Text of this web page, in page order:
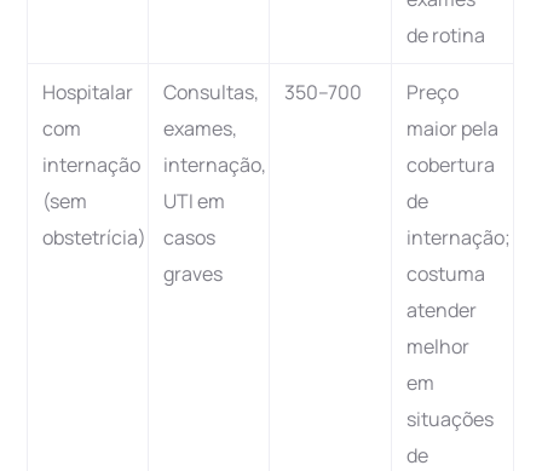
de rotina
Hospitalar
com
internação
(sem
obstetrícia)
Consultas,
exames,
internação,
UTI em
casos
graves
350–700
Preço
maior pela
cobertura
de
internação;
costuma
atender
melhor
em
situações
de